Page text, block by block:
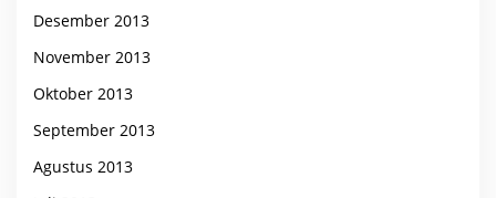
Desember 2013
November 2013
Oktober 2013
September 2013
Agustus 2013